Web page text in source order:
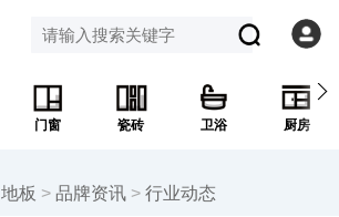
门窗 瓷砖 卫浴 厨房
地板 > 品牌资讯 > 行业动态